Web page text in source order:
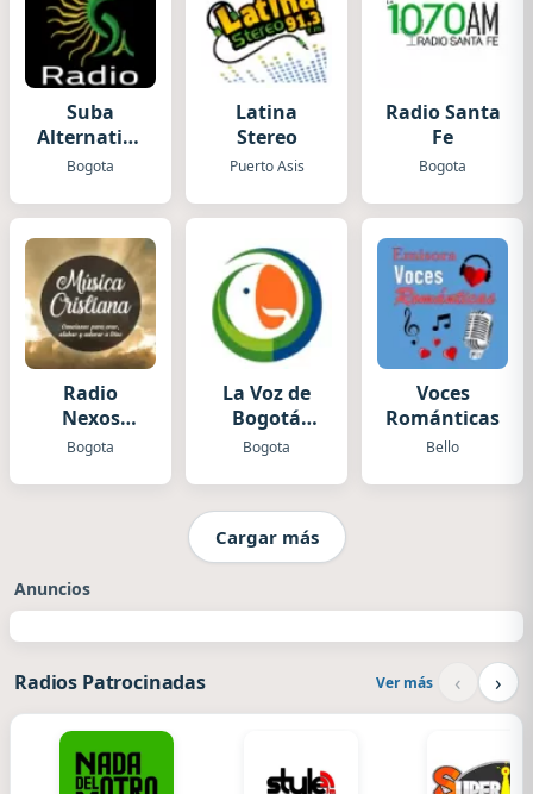
Suba
Alternativa
Estereo
Bogota
Latina
Stereo
Puerto Asis
Radio Santa
Fe
Bogota
Radio
Nexos
Musica
Bogota
La Voz de
Bogotá
Todelar
Bogota
Voces
Románticas
Bello
Cargar más
Anuncios
Radios Patrocinadas Ver más ‹ ›